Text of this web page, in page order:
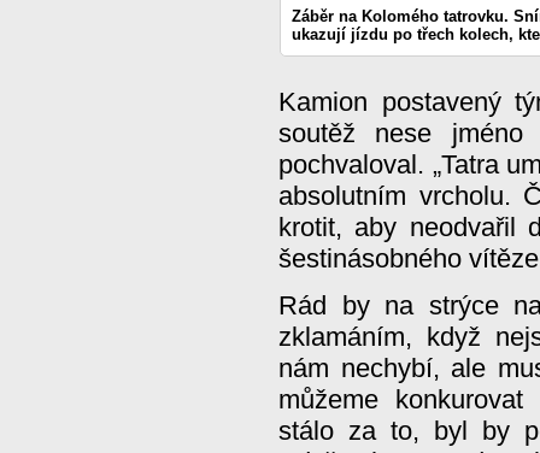
Záběr na Kolomého tatrovku.
ukazují jízdu po třech kolech,
Kamion postavený
soutěž nese
pochvaloval. „Tatra
absolutním vrcholu.
krotit, aby neodvařil
šestinásobného
Rád by na strýce
zklamáním, když
nám nechybí, ale
můžeme
stálo za to, byl by